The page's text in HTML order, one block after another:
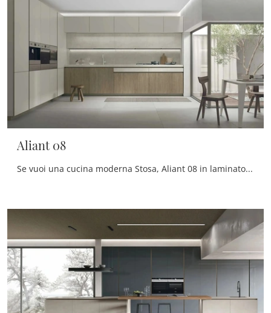
Aliant 08
Se vuoi una cucina moderna Stosa, Aliant 08 in laminato ti attende nel nostro negozio di Cucine Moderne ad angolo.